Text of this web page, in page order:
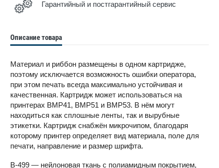
Гарантийный и постгарантийный сервис
Описание товара
Материал и риббон размещены в одном картридже,
поэтому исключается возможность ошибки оператора,
при этом печать всегда максимально устойчивая и
качественная. Картридж может использоваться на
принтерах BMP41, BMP51 и BMP53. В нём могут
находиться как сплошные ленты, так и вырубные
этикетки. Картридж снабжён микрочипом, благодаря
которому принтер определяет вид материала, поле для
печати, направление и размер шрифта.
B-499 — нейлоновая ткань с полиамидным покрытием,